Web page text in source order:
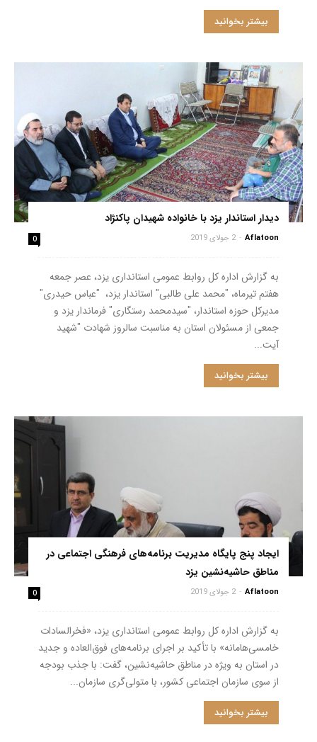
بیشتر بخوانید
دیدار استاندار یزد با خانواده شهیدان پاکنژاد
Aflatoon
- 2 جولای 2019 0
به گزارش اداره كل روابط عمومی استانداری يزد، عصر جمعه
هفتم تيرماه، "محمد علی طالبی" استاندار يزد،‌ "عباس حیدری"
مدیرکل حوزه استاندار، "سیدمحمد رستگاری" فرماندار یزد و
جمعی از مسئولان استان به مناسبت سالروز شهادت "شهيد
آيت...
بیشتر بخوانید
ایجاد پنج پایگاه‌ مدیریت برنامه‌های فرهنگی اجتماعی در
مناطق حاشیه‌نشین یزد
Aflatoon
- 2 جولای 2019 0
به گزارش اداره کل روابط عمومی استانداری یزد، «فخرالسادات
خامسی‌هامانه» با تأکید بر اجرای برنامه‌های فوق‌العاده و جدید
در استان به ویژه در مناطق حاشیه‌نشین، گفت: با جذب بودجه
از سوی سازمان اجتماعی کشور، با متولی‌گری سازمان...
بیشتر بخوانید